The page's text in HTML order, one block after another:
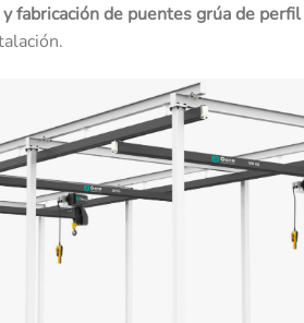
fabricación de puentes grúa de